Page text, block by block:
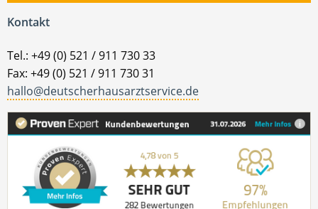
Kontakt
Tel.: +49 (0) 521 / 911 730 33
Fax: +49 (0) 521 / 911 730 31
hallo@deutscherhausarztservice.de